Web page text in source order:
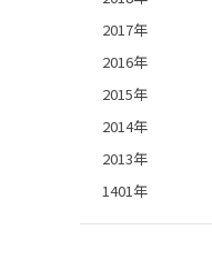
2017年
2016年
2015年
2014年
2013年
1401年